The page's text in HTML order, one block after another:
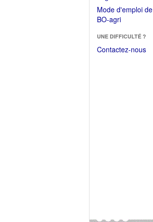
dans
une
fenêtre)
Mode d'emploi de
BO-agri(Ouvrir
une
nouvelle
UNE DIFFICULTÉ ?
Contactez-nous